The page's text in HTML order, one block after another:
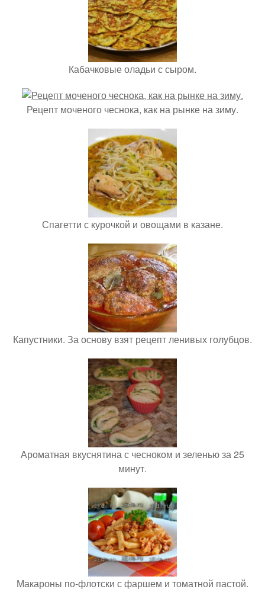
Кабачковые оладьи с сыром.
Рецепт моченого чеснока, как на рынке на зиму.
Спагетти с курочкой и овощами в казане.
Капустники. За основу взят рецепт ленивых голубцов.
Ароматная вкуснятина с чесноком и зеленью за 25
минут.
Макароны по-флотски с фаршем и томатной пастой.